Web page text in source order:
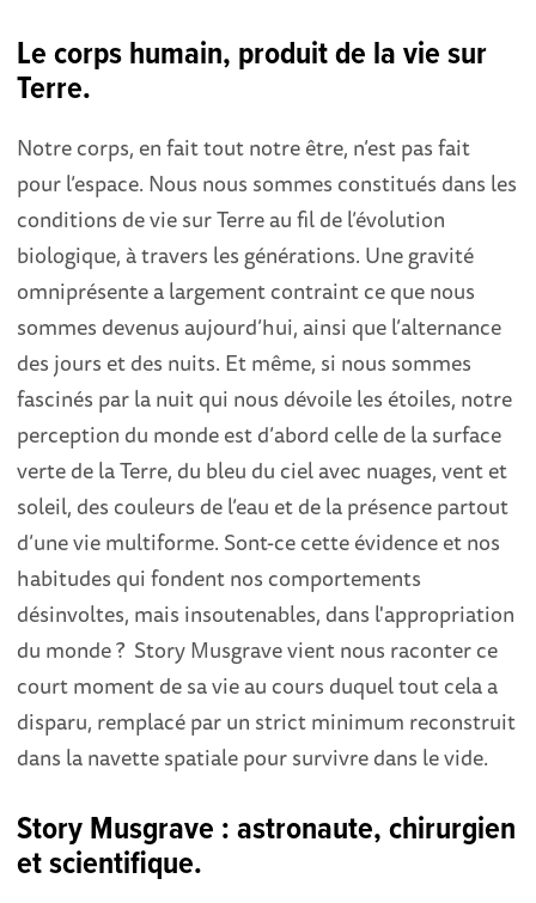
Le corps humain, produit de la vie sur
Terre.
Notre corps, en fait tout notre être, n’est pas fait
pour l’espace. Nous nous sommes constitués dans les
conditions de vie sur Terre au fil de l’évolution
biologique, à travers les générations. Une gravité
omniprésente a largement contraint ce que nous
sommes devenus aujourd’hui, ainsi que l’alternance
des jours et des nuits. Et même, si nous sommes
fascinés par la nuit qui nous dévoile les étoiles, notre
perception du monde est d’abord celle de la surface
verte de la Terre, du bleu du ciel avec nuages, vent et
soleil, des couleurs de l’eau et de la présence partout
d’une vie multiforme. Sont-ce cette évidence et nos
habitudes qui fondent nos comportements
désinvoltes, mais insoutenables, dans l'appropriation
du monde ? Story Musgrave vient nous raconter ce
court moment de sa vie au cours duquel tout cela a
disparu, remplacé par un strict minimum reconstruit
dans la navette spatiale pour survivre dans le vide.
Story Musgrave : astronaute, chirurgien
et scientifique.